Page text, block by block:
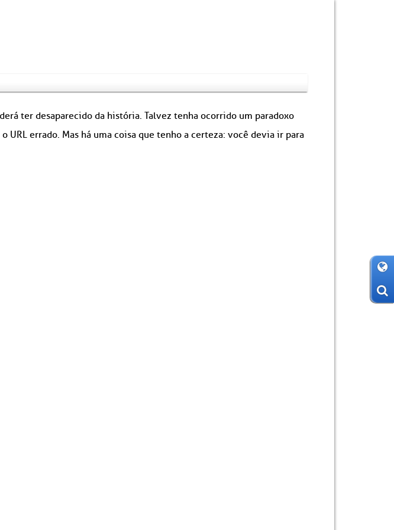
ter desaparecido da história. Talvez tenha ocorrido um paradoxo
URL errado. Mas há uma coisa que tenho a certeza: você devia ir para